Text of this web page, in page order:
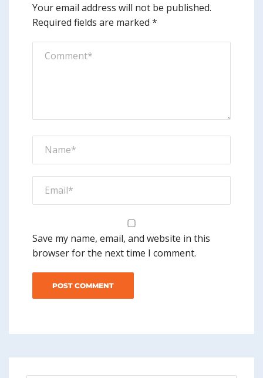
Your email address will not be published.
Required fields are marked *
Save my name, email, and website in this
browser for the next time I comment.